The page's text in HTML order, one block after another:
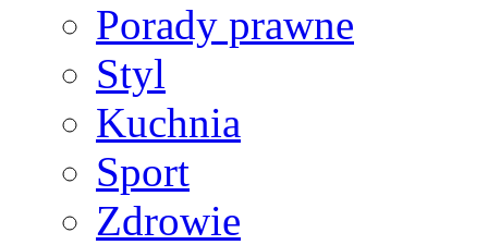
Porady prawne
Styl
Kuchnia
Sport
Zdrowie